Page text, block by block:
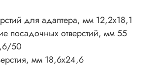
для адаптера, мм 12,2х18,1
посадочных отверстий, мм 55
50
мм 18,6х24,6